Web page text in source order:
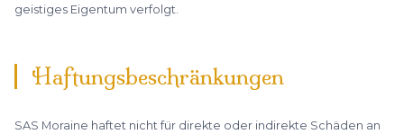
geistiges Eigentum verfolgt.
Haftungsbeschränkungen
SAS Moraine haftet nicht für direkte oder indirekte Schäden an